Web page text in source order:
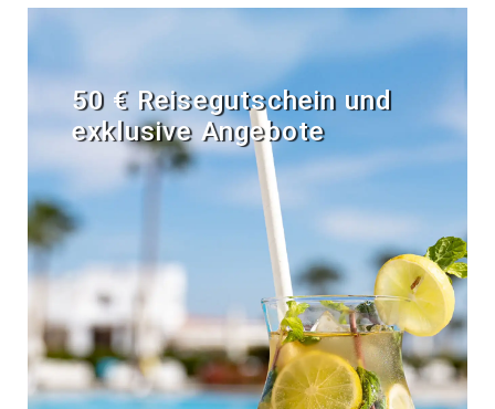
50 € Reisegutschein und
exklusive Angebote